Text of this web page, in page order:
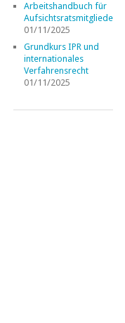
Arbeitshandbuch für
Aufsichtsratsmitglieder
01/11/2025
Grundkurs IPR und
internationales
Verfahrensrecht
01/11/2025